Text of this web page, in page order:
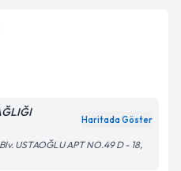
Haritada Göster
USTAOĞLU APT NO.49 D - 18,